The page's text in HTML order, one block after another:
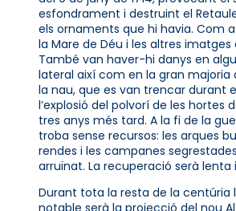
esfondrament i destruint el
els ornaments que hi havia. Com
la Mare de Déu i les altres imatges
També van haver-hi danys en
lateral així com en la gran majoria
la nau, que es van trencar durant
l’explosió del polvorí de les hortes
tres anys més tard. A la fi de la
troba sense recursos: les arques
rendes i les campanes
arruïnat. La recuperació serà lenta
Durant tota la resta de la centúria
notable serà la projecció del nou